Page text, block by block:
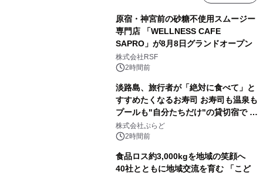
原宿・神宮前の砂糖不使用スムージー
専門店 「WELLNESS CAFE
SAPRO」が8月8日グランドオープン
株式会社RSF
2時間前
淡路島、旅行者が「絶対に食べて」と
すすめたくなるお寿司 お寿司も温泉も
プールも"自分たちだけ"の貸切宿で 1
日1組限定「岩屋温泉 絵島別庭 海と
森」の握り寿司プラン
株式会社ぷらど
2時間前
食品ロス約3,000kgを地域の笑顔へ
40社とともに地域交流を育む 「こど